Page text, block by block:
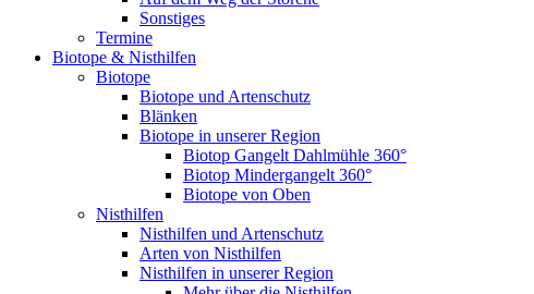
Sonstiges
Termine
Biotope & Nisthilfen
Biotope
Biotope und Artenschutz
Blänken
Biotope in unserer Region
Biotop Gangelt Dahlmühle 360°
Biotop Mindergangelt 360°
Biotope von Oben
Nisthilfen
Nisthilfen und Artenschutz
Arten von Nisthilfen
Nisthilfen in unserer Region